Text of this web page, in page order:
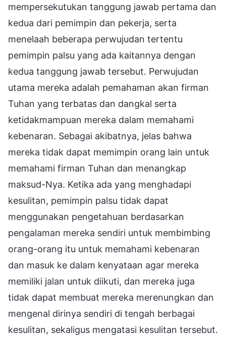
mempersekutukan tanggung jawab pertama dan
kedua dari pemimpin dan pekerja, serta
menelaah beberapa perwujudan tertentu
pemimpin palsu yang ada kaitannya dengan
kedua tanggung jawab tersebut. Perwujudan
utama mereka adalah pemahaman akan firman
Tuhan yang terbatas dan dangkal serta
ketidakmampuan mereka dalam memahami
kebenaran. Sebagai akibatnya, jelas bahwa
mereka tidak dapat memimpin orang lain untuk
memahami firman Tuhan dan menangkap
maksud-Nya. Ketika ada yang menghadapi
kesulitan, pemimpin palsu tidak dapat
menggunakan pengetahuan berdasarkan
pengalaman mereka sendiri untuk membimbing
orang-orang itu untuk memahami kebenaran
dan masuk ke dalam kenyataan agar mereka
memiliki jalan untuk diikuti, dan mereka juga
tidak dapat membuat mereka merenungkan dan
mengenal dirinya sendiri di tengah berbagai
kesulitan, sekaligus mengatasi kesulitan tersebut.